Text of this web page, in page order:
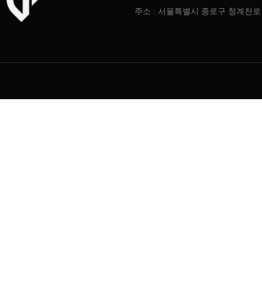
주소 : 서울특별시 종로구 청계천로